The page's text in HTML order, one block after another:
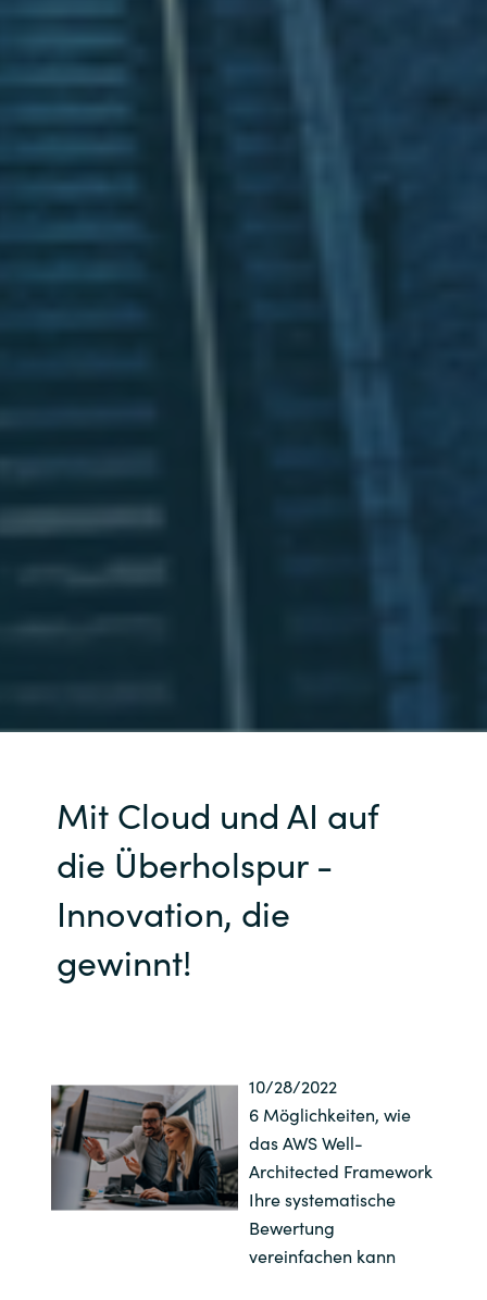
Mit Cloud und AI auf
die Überholspur -
Innovation, die
gewinnt!
10/28/2022
6 Möglichkeiten, wie
das AWS Well-
Architected Framework
Ihre systematische
Bewertung
vereinfachen kann